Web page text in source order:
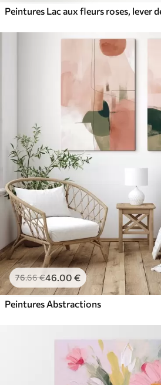
76.66€46.00 €
Peintures Abstractions